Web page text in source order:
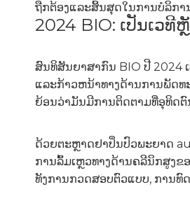
ຖືກຕ້ອງແລະສິ້ນສຸດໃນການບໍລິກ
2024 BIO: ເປັນເວ
ສົນທິສັນຍາສາກົນ BIO ປີ 2024
ແລະກ້າວຫນ້າທາງດ້ານການພັດ
ຍ້ອນວ່າມັນມີການຕິດຕາມທີ່ອຸທິດ
ດ້ວຍຕະຫຼາດຢາປິ່ນປົວພະຍາດ
ການລົ້ມເຫຼວທາງດ້ານຄລີນິກສູງຂ
ທັງການກວດສອບຕົວແບບ, ການທົ